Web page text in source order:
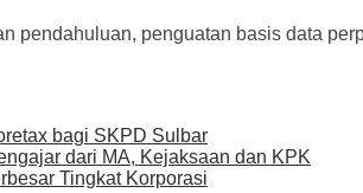
pendahuluan, penguatan basis data
bagi SKPD Sulbar
dari MA, Kejaksaan dan KPK
Tingkat Korporasi